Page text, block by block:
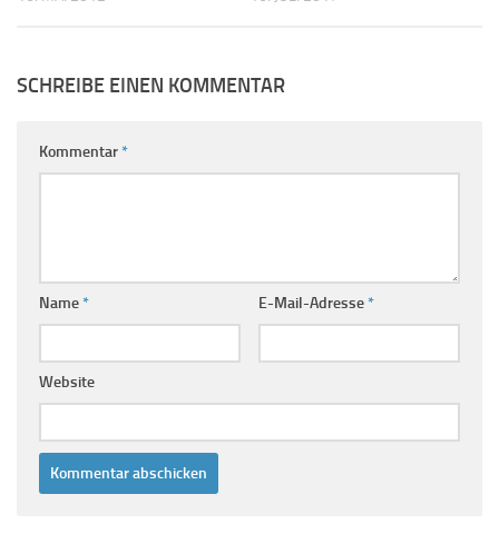
SCHREIBE EINEN KOMMENTAR
Kommentar*
Name* E-Mail-Adresse*
Website